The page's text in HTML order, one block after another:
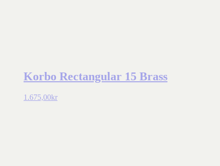
Korbo Rectangular 15 Brass
1.675,00kr